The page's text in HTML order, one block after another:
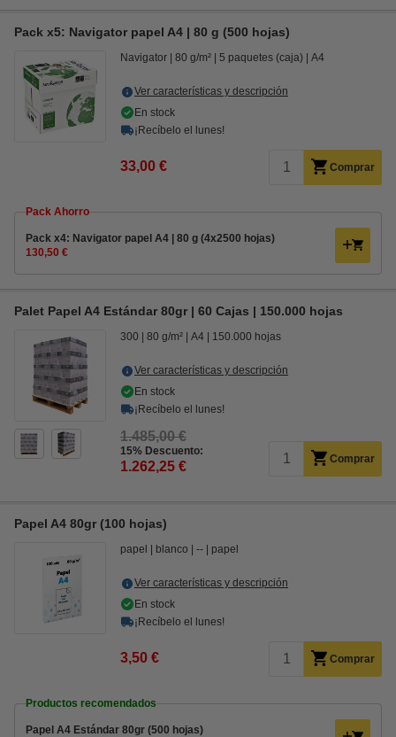
Pack x5: Navigator papel A4 | 80 g (500 hojas)
Navigator 80 g/m² 5 paquetes (caja) A4
Ver características y descripción
En stock
¡Recíbelo el lunes!
33,00 € Comprar
Pack Ahorro
Pack x4: Navigator papel A4 | 80 g (4x2500 hojas)
130,50 €
Palet Papel A4 Estándar 80gr | 60 Cajas | 150.000 hojas
300 80 g/m² A4 150.000 hojas
Ver características y descripción
En stock
¡Recíbelo el lunes!
1.485,00 €
15% Descuento:
1.262,25 € Comprar
Papel A4 80gr (100 hojas)
papel blanco -- papel
Ver características y descripción
En stock
¡Recíbelo el lunes!
3,50 € Comprar
Productos recomendados
Papel A4 Estándar 80gr (500 hojas)